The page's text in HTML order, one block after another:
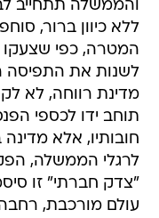
והממשלה תתחייב
ללא כיוון ברור,
המטרה, כפי שצעקו
לשנות את התפיסה
מדינת רווחה, לא
תוחב ידו לכספי
חובותיו, אלא
לרגלי הממשלה,
"צדק חברתי" זו
עולם מורכבת,